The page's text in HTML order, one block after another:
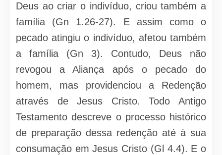
Deus ao criar o indivíduo, criou tam­bém a
família (Gn 1.26-27). E assim como o
pecado atingiu o indivíduo, afe­tou também
a família (Gn 3). Contudo, Deus não
revogou a Aliança após o pe­cado do
homem, mas providenciou a Redenção
através de Jesus Cristo. Todo Antigo
Testamento descreve o processo histórico
de preparação dessa redenção até à sua
consumação em Jesus Cristo (Gl 4.4). E o